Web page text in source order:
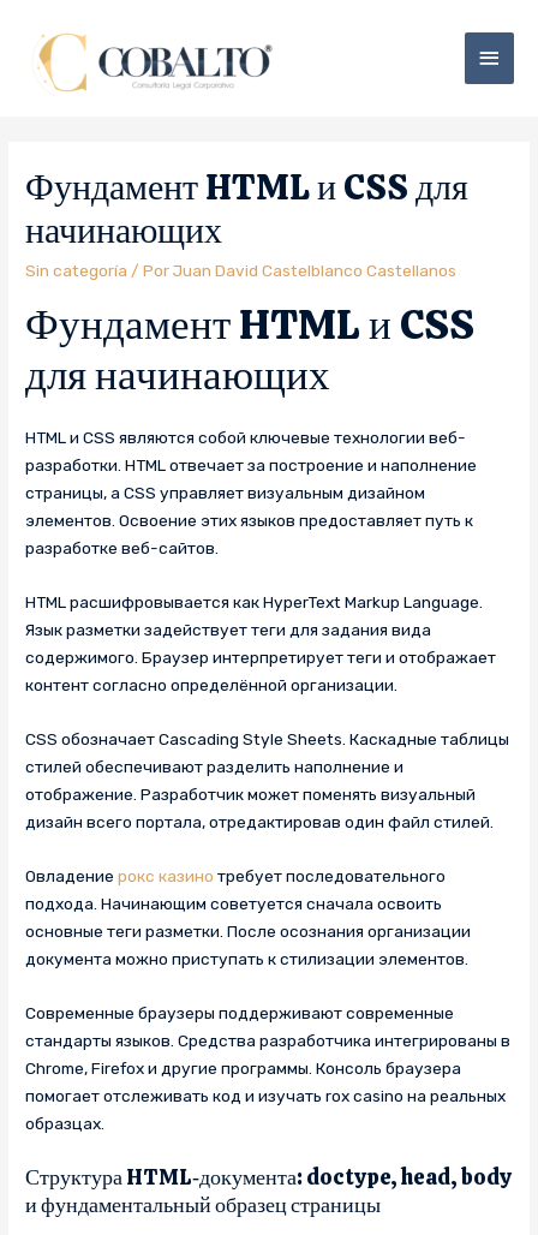
Фундамент HTML и CSS для
начинающих
Sin categoría / PorJuan David Castelblanco Castellanos
Фундамент HTML и CSS
для начинающих
HTML и CSS являются собой ключевые технологии веб-
разработки. HTML отвечает за построение и наполнение
страницы, а CSS управляет визуальным дизайном
элементов. Освоение этих языков предоставляет путь к
разработке веб-сайтов.
HTML расшифровывается как HyperText Markup Language.
Язык разметки задействует теги для задания вида
содержимого. Браузер интерпретирует теги и отображает
контент согласно определённой организации.
CSS обозначает Cascading Style Sheets. Каскадные таблицы
стилей обеспечивают разделить наполнение и
отображение. Разработчик может поменять визуальный
дизайн всего портала, отредактировав один файл стилей.
Овладениерокс казино требует последовательного
подхода. Начинающим советуется сначала освоить
основные теги разметки. После осознания организации
документа можно приступать к стилизации элементов.
Современные браузеры поддерживают современные
стандарты языков. Средства разработчика интегрированы в
Chrome, Firefox и другие программы. Консоль браузера
помогает отслеживать код и изучать rox casino на реальных
образцах.
Структура HTML‑документа: doctype, head, body
и фундаментальный образец страницы